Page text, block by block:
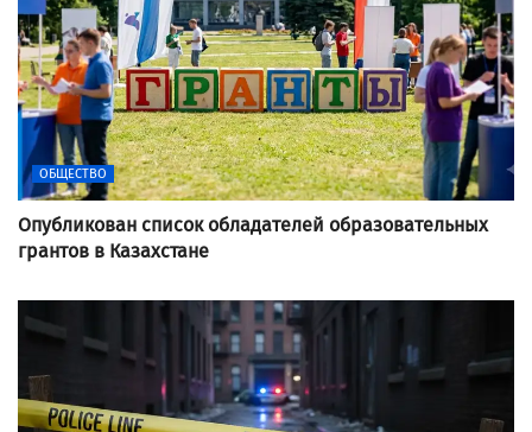
ОБЩЕСТВО
Опубликован список обладателей образовательных
грантов в Казахстане